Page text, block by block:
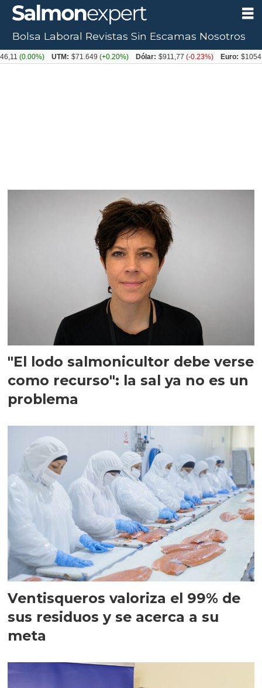
Tag:
"El lodo salmonicultor debe verse
como recurso": la sal ya no es un
problema
Ventisqueros valoriza el 99% de
sus residuos y se acerca a su
meta
Bolsa Laboral Revistas Sin Escamas Nosotros
UTM: $71.649 (+0.20%) Dólar: $911,77(-0.23%) Euro: $1054,31(+0.12%)